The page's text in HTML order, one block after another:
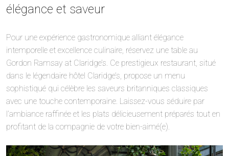
élégance et saveur
Pour une expérience gastronomique alliant élégance
intemporelle et excellence culinaire, réservez une table au
Gordon Ramsay at Claridge’s. Ce prestigieux restaurant, situé
dans le légendaire hôtel Claridge’s, propose un menu
sophistiqué qui célèbre les saveurs britanniques classiques
avec une touche contemporaine. Laissez-vous séduire par
l’ambiance raffinée et les plats délicieusement préparés tout en
profitant de la compagnie de votre bien-aimé(e).